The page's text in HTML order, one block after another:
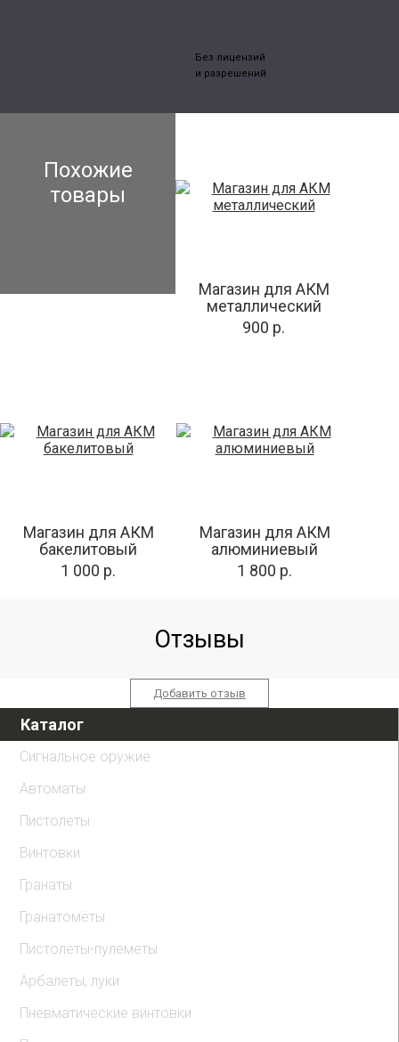
Без лицензий
и разрешений
Похожие
товары
Магазин для АКМ
металлический
900 р.
Магазин для АКМ
бакелитовый
1 000 р.
Магазин для АКМ
алюминиевый
1 800 р.
Отзывы
Добавить отзыв
Каталог
Сигнальное оружие
Автоматы
Пистолеты
Винтовки
Гранаты
Гранатомёты
Пистолеты-пулеметы
Арбалеты, луки
Пневматические винтовки